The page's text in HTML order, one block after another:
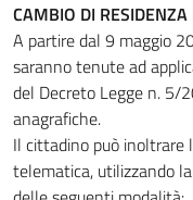
CAMBIO DI
A partire dal 9 maggio
saranno tenute ad
del Decreto Legge n. 5/
anagrafiche.
Il cittadino può inoltrare
telematica, utilizzando